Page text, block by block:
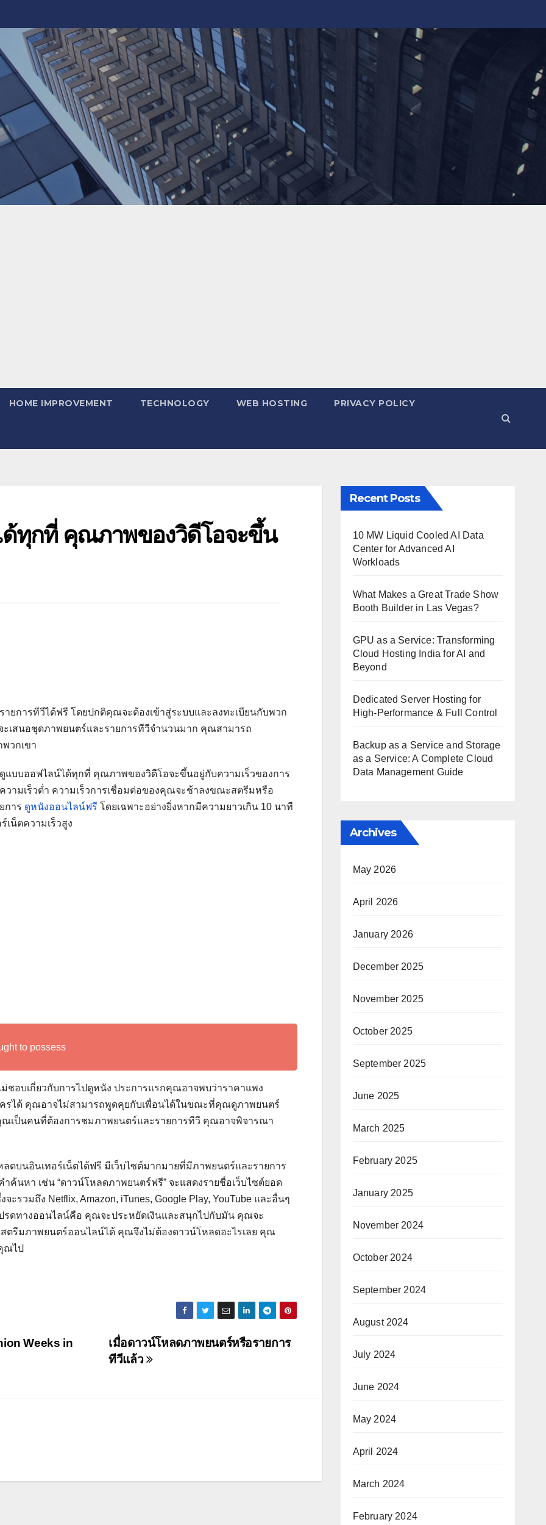
HOME IMPROVEMENT TECHNOLOGY WEB HOSTING PRIVACY POLICY
ทุกที่ คุณภาพของวิดีโอจะขึ้น
การทีวีได้ฟรี โดยปกติคุณจะต้องเข้าสู่ระบบและลงทะเบียนกับพวก
ะเสนอชุดภาพยนตร์และรายการทีวีจำนวนมาก คุณสามารถ
วกเขา
บบออฟไลน์ได้ทุกที่ คุณภาพของวิดีโอจะขึ้นอยู่กับความเร็วของการ
ามเร็วต่ำ ความเร็วการเชื่อมต่อของคุณจะช้าลงขณะสตรีมหรือ
การ ดูหนังออนไลน์ฟรี โดยเฉพาะอย่างยิ่งหากมีความยาวเกิน 10 นาที
น็ตความเร็วสูง
to possess
อบเกี่ยวกับการไปดูหนัง ประการแรกคุณอาจพบว่าราคาแพง
รได้ คุณอาจไม่สามารถพูดคุยกับเพื่อนได้ในขณะที่คุณดูภาพยนตร์
เป็นคนที่ต้องการชมภาพยนตร์และรายการทีวี คุณอาจพิจารณา
บนอินเทอร์เน็ตได้ฟรี มีเว็บไซต์มากมายที่มีภาพยนตร์และรายการ
นหา เช่น “ดาวน์โหลดภาพยนตร์ฟรี” จะแสดงรายชื่อเว็บไซต์ยอด
วมถึง Netflix, Amazon, iTunes, Google Play, YouTube และอื่นๆ
รดทางออนไลน์คือ คุณจะประหยัดเงินและสนุกไปกับมัน คุณจะ
รีมภาพยนตร์ออนไลน์ได้ คุณจึงไม่ต้องดาวน์โหลดอะไรเลย คุณ
ณไป
เมื่อดาวน์โหลดภาพยนตร์หรือรายการ
ทีวีแล้ว
Weeks in
Recent Posts
10 MW Liquid Cooled AI Data
Center for Advanced AI
Workloads
What Makes a Great Trade Show
Booth Builder in Las Vegas?
GPU as a Service: Transforming
Cloud Hosting India for AI and
Beyond
Dedicated Server Hosting for
High-Performance & Full Control
Backup as a Service and Storage
as a Service: A Complete Cloud
Data Management Guide
Archives
May 2026
April 2026
January 2026
December 2025
November 2025
October 2025
September 2025
June 2025
March 2025
February 2025
January 2025
November 2024
October 2024
September 2024
August 2024
July 2024
June 2024
May 2024
April 2024
March 2024
February 2024